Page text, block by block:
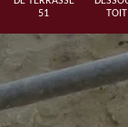
51